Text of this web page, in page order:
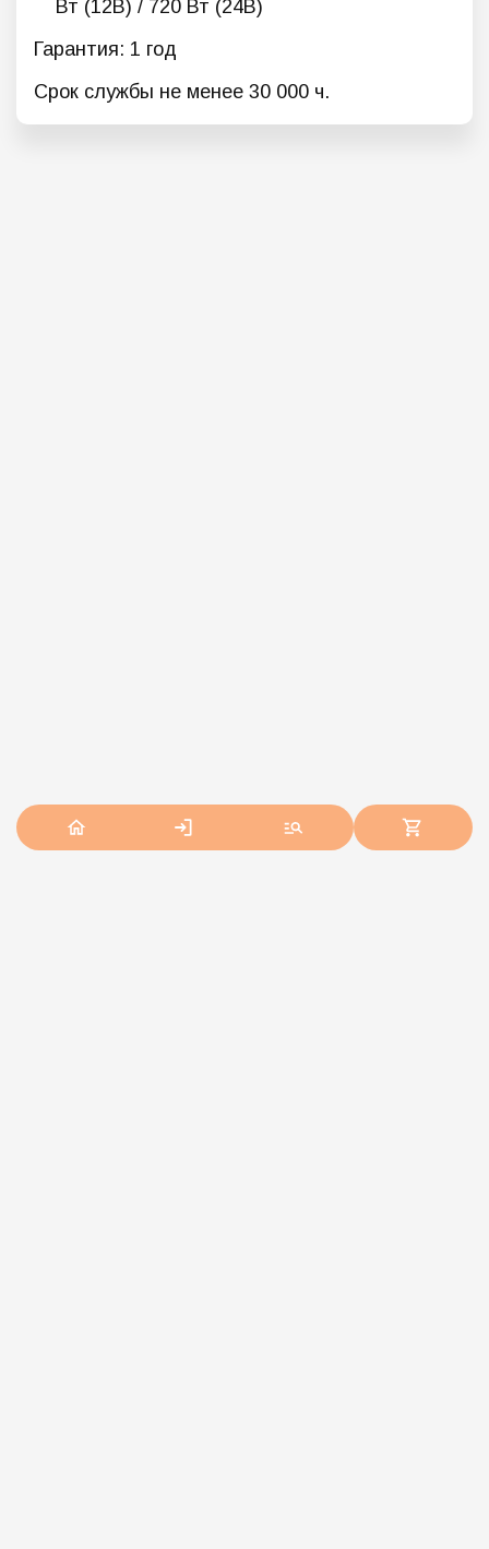
Вт (12В) / 720 Вт (24В)
Гарантия: 1 год
Срок службы не менее 30 000 ч.